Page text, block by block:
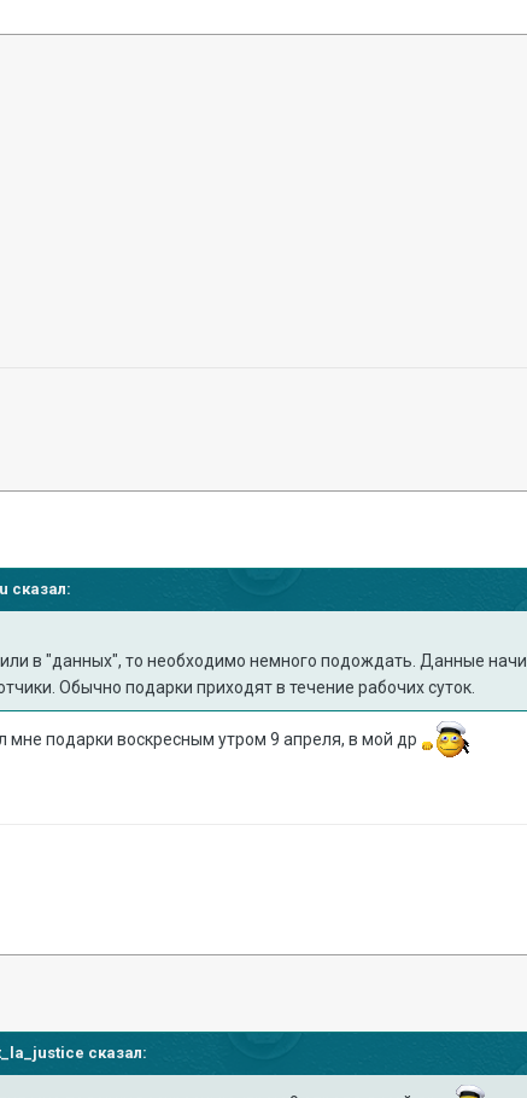
сказал:
в "данных", то необходимо немного подождать. Данные
Обычно подарки приходят в течение рабочих суток.
мне подарки воскресным утром 9 апреля, в мой др
сказал: